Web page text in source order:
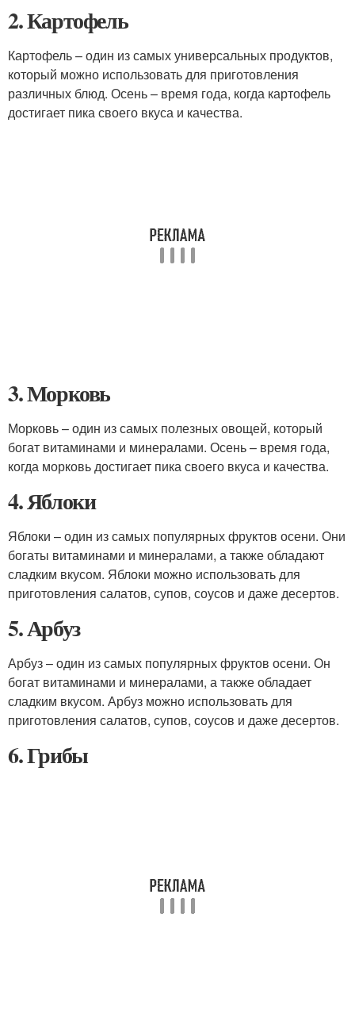
2. Картофель
Картофель – один из самых универсальных продуктов,
который можно использовать для приготовления
различных блюд. Осень – время года, когда картофель
достигает пика своего вкуса и качества.
3. Морковь
Морковь – один из самых полезных овощей, который
богат витаминами и минералами. Осень – время года,
когда морковь достигает пика своего вкуса и качества.
4. Яблоки
Яблоки – один из самых популярных фруктов осени. Они
богаты витаминами и минералами, а также обладают
сладким вкусом. Яблоки можно использовать для
приготовления салатов, супов, соусов и даже десертов.
5. Арбуз
Арбуз – один из самых популярных фруктов осени. Он
богат витаминами и минералами, а также обладает
сладким вкусом. Арбуз можно использовать для
приготовления салатов, супов, соусов и даже десертов.
6. Грибы